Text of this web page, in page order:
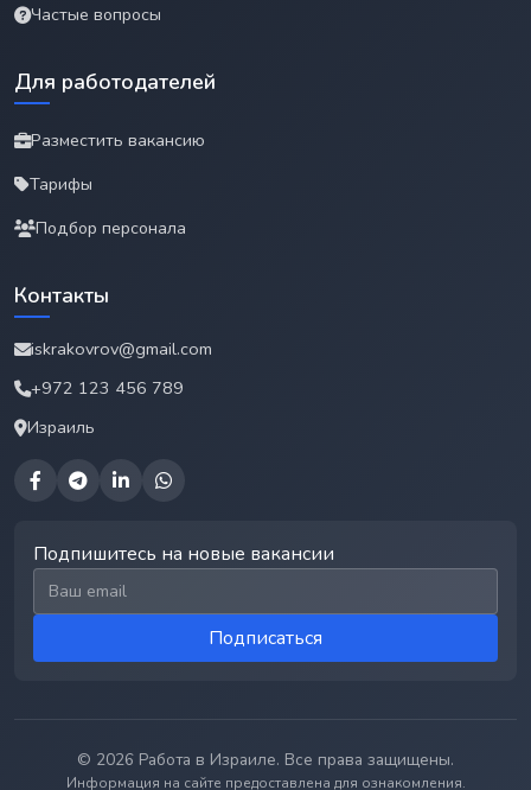
Частые вопросы
Для работодателей
Разместить вакансию
Тарифы
Подбор персонала
Контакты
iskrakovrov@gmail.com
+972 123 456 789
Израиль
Подпишитесь на новые вакансии
Email для подписки
Подписаться
© 2026 Работа в Израиле. Все права защищены.
Информация на сайте предоставлена для ознакомления.